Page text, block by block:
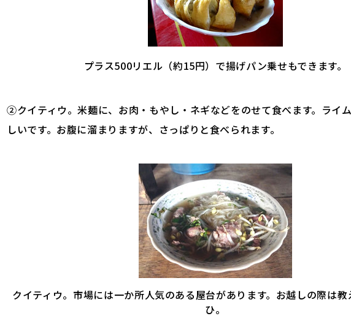
プラス500リエル（約15円）で揚げパン乗せもできます。
②クイティウ。米麺に、お肉・もやし・ネギなどをのせて食べます。ライ
しいです。お腹に溜まりますが、さっぱりと食べられます。
クイティウ。市場には一か所人気のある屋台があります。お越しの際は
ひ。